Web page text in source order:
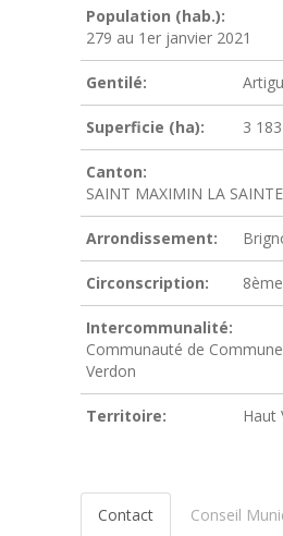
Population (hab.):
279 au 1er janvier 2021
Gentilé:
Superficie (ha): 3 183
Canton:
SAINT MAXIMIN LA
Arrondissement:
Circonscription: 8ème
Intercommunalité:
Communauté de
Verdon
Territoire: Haut
Contact Conseil